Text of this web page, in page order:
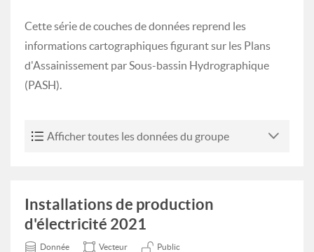
Cette série de couches de données reprend les
informations cartographiques figurant sur les Plans
d'Assainissement par Sous-bassin Hydrographique
(PASH).
Afficher toutes les données du groupe
Installations de production
d'électricité 2021
Donnée Vecteur Public